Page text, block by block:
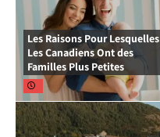
Les Raisons Pour Lesquelles
Les Canadiens Ont des
Familles Plus Petites